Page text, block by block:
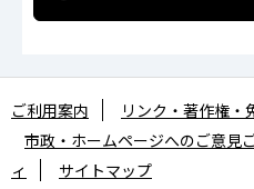
ご利用案内 リンク・著作権・
市政・ホームページへのご意見
ィ
サイトマップ